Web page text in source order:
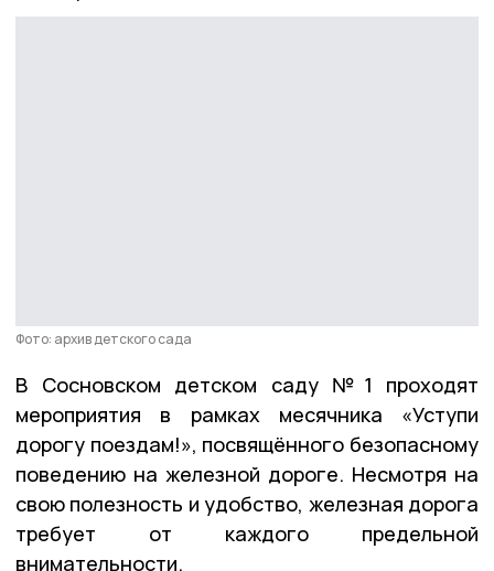
Фото: архив детского сада
В Сосновском детском саду №1 проходят
мероприятия в рамках месячника «Уступи
дорогу поездам!», посвящённого безопасному
поведению на железной дороге. Несмотря на
свою полезность и удобство, железная дорога
требует от каждого предельной
внимательности.